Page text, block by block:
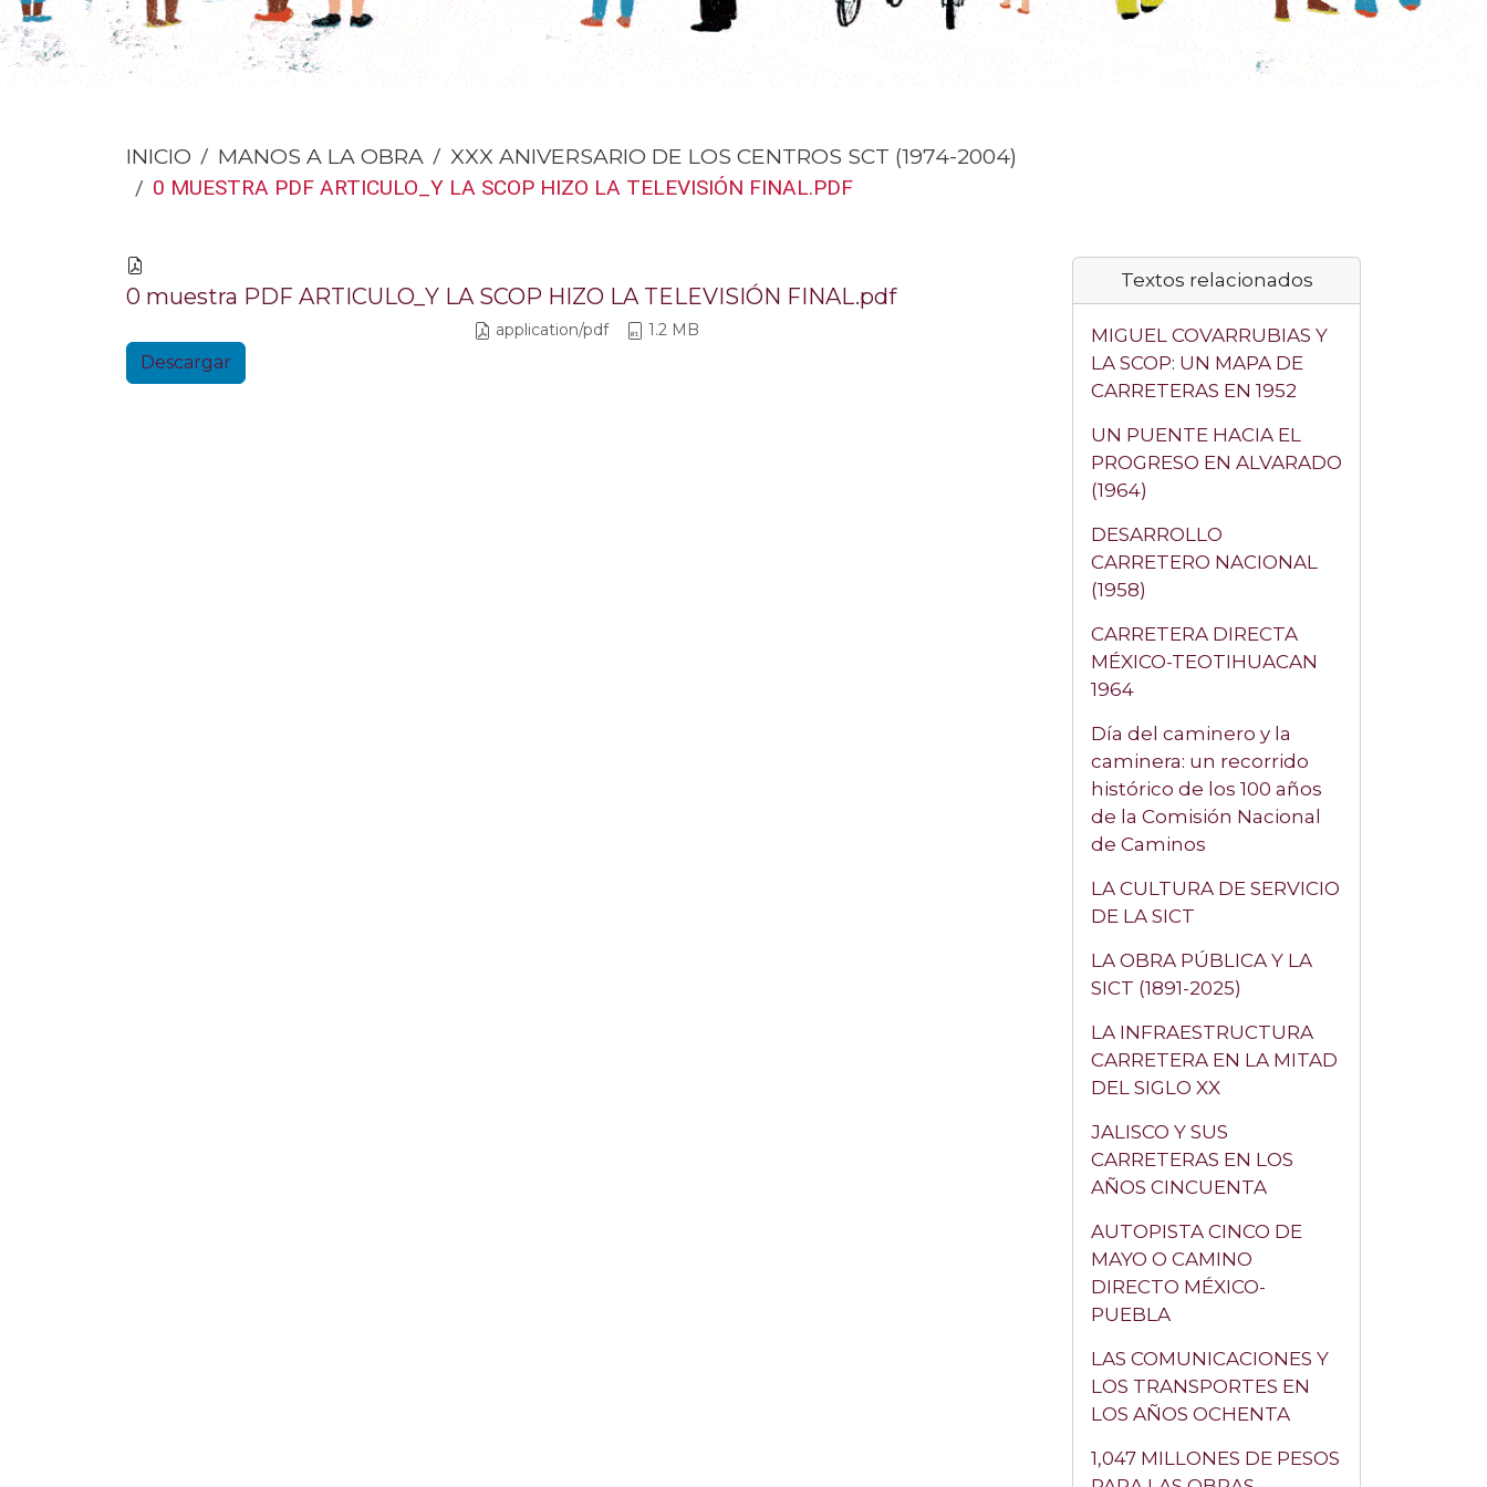
INICIO MANOS A LA OBRA XXX ANIVERSARIO DE LOS CENTROS SCT (1974-2004)
0 MUESTRA PDF ARTICULO_Y LA SCOP HIZO LA TELEVISIÓN FINAL.PDF
0 muestra PDF ARTICULO_Y LA SCOP HIZO LA TELEVISIÓN FINAL.pdf
application/pdf 1.2 MB
Descargar
Textos relacionados
MIGUEL COVARRUBIAS Y
LA SCOP: UN MAPA DE
CARRETERAS EN 1952
UN PUENTE HACIA EL
PROGRESO EN ALVARADO
(1964)
DESARROLLO
CARRETERO NACIONAL
(1958)
CARRETERA DIRECTA
MÉXICO-TEOTIHUACAN
1964
Día del caminero y la
caminera: un recorrido
histórico de los 100 años
de la Comisión Nacional
de Caminos
LA CULTURA DE SERVICIO
DE LA SICT
LA OBRA PÚBLICA Y LA
SICT (1891-2025)
LA INFRAESTRUCTURA
CARRETERA EN LA MITAD
DEL SIGLO XX
JALISCO Y SUS
CARRETERAS EN LOS
AÑOS CINCUENTA
AUTOPISTA CINCO DE
MAYO O CAMINO
DIRECTO MÉXICO-
PUEBLA
LAS COMUNICACIONES Y
LOS TRANSPORTES EN
LOS AÑOS OCHENTA
1,047 MILLONES DE PESOS